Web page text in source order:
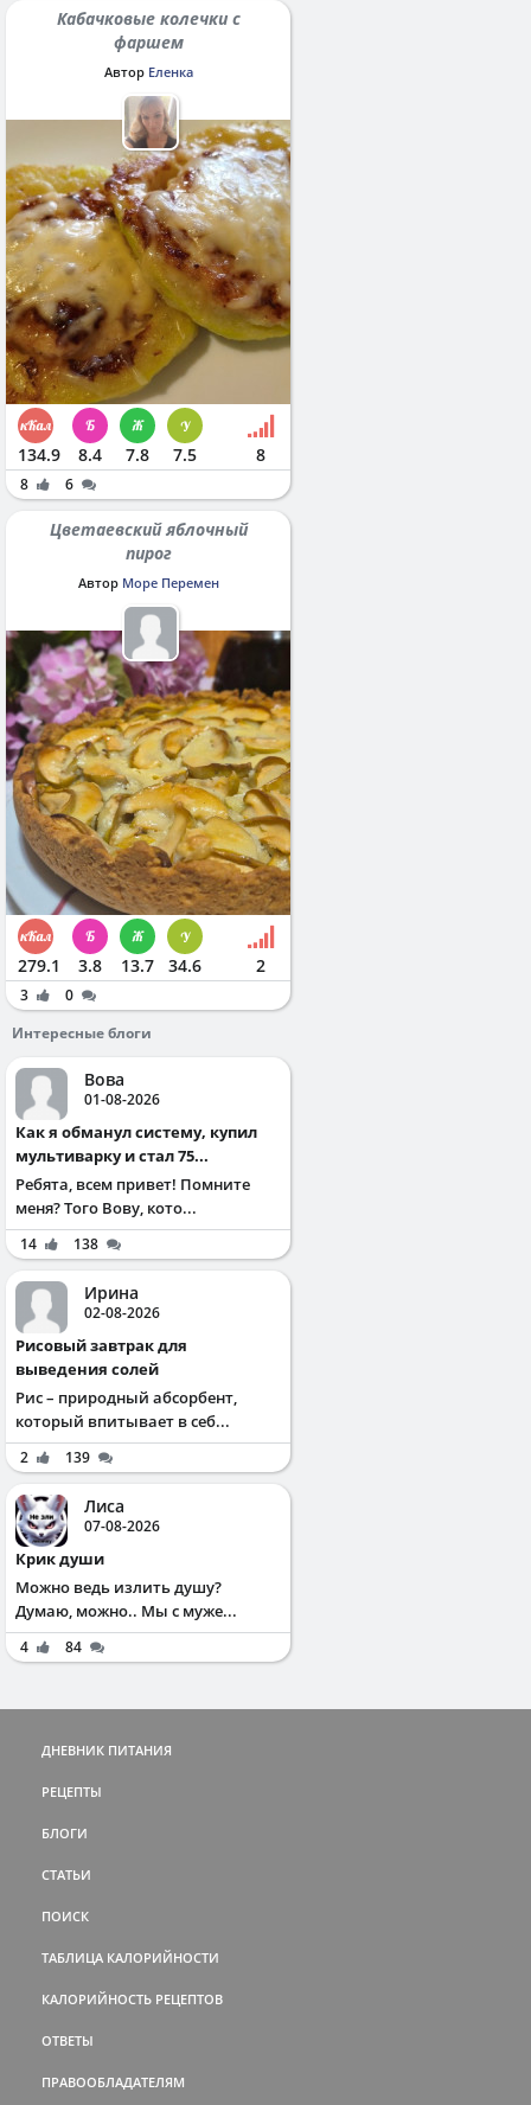
Кабачковые колечки с
фаршем
Автор Еленка
134.9 8.4 7.8 7.5 8
8 6
Цветаевский яблочный
пирог
Автор Море Перемен
279.1 3.8 13.7 34.6 2
3
0
Интересные блоги
Вова
01-08-2026
Как я обманул систему, купил
мультиварку и стал 75...
Ребята, всем привет! Помните
меня? Того Вову, кото...
14 138
Ирина
02-08-2026
Рисовый завтрак для
выведения солей
Рис – природный абсорбент,
который впитывает в себ...
2 139
Лиса
07-08-2026
Крик души
Можно ведь излить душу?
Думаю, можно.. Мы с муже...
4 84
ДНЕВНИК ПИТАНИЯ
РЕЦЕПТЫ
БЛОГИ
СТАТЬИ
ПОИСК
ТАБЛИЦА КАЛОРИЙНОСТИ
КАЛОРИЙНОСТЬ РЕЦЕПТОВ
ОТВЕТЫ
ПРАВООБЛАДАТЕЛЯМ